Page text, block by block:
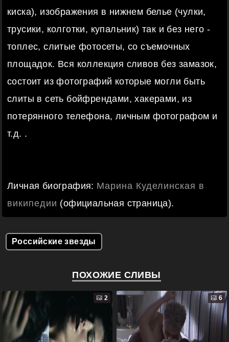
киска), изображения в нижнем белье (чулки,
трусики, колготки, купальник) так и без него -
топлес, слитые фотосеты, со съемочных
площадок. Вся коллекция сливов без замазок,
состоит из фотографий которые могли быть
слиты в сеть бойфрендами, хакерами, из
потерянного телефона, личным фотографом и
т.д. .
Личная биография: Марина Куделинская в
википедии (официальная страница).
Российские звезды
ПОХОЖИЕ СЛИВЫ
2 6